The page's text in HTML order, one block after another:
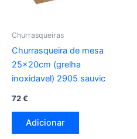
Churrasqueiras
Churrasqueira de mesa
25x20cm (grelha
inoxidavel) 2905 sauvic
72€
Adicionar